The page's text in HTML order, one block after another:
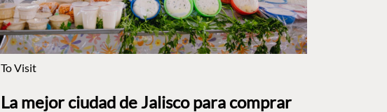
To Visit
La mejor ciudad de Jalisco para comprar